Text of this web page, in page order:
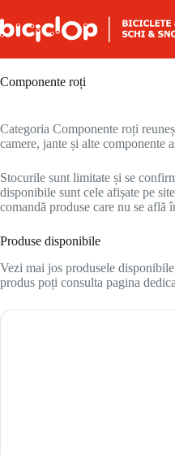
Componente roți
Categoria Componente roți
camere, jante și alte componente
Stocurile sunt limitate și se
disponibile sunt cele afișate pe
comandă produse care nu se află
Produse disponibile
Vezi mai jos produsele
produs poți consulta pagina